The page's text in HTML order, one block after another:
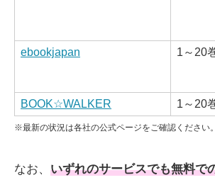
ebookjapan
1～20
BOOK☆WALKER
1～20
※最新の状況は各社の公式ページをご確認ください
なお、 いずれのサービスでも無料で